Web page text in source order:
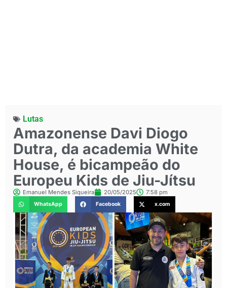
Lutas
Amazonense Davi Diogo
Dutra, da academia White
House, é bicampeão do
Europeu Kids de Jiu-Jítsu
Emanuel Mendes Siqueira 20/05/2025 7:58 pm
WhatsApp Facebook x.com